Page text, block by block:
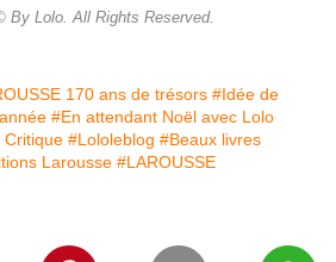
By Lolo. All Rights Reserved.
170 ans de trésors #Idée de
#En attendant Noël avec Lolo
Critique #Lololeblog #Beaux livres
Larousse #LAROUSSE